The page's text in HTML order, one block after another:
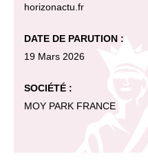
horizonactu.fr
DATE DE PARUTION :
19 Mars 2026
SOCIÉTÉ :
MOY PARK FRANCE